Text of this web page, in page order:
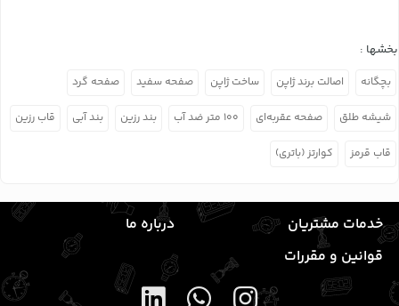
بخشها :
بچگانه اصالت برند ژاپن ساخت ژاپن صفحه سفید صفحه گرد
شیشه طلق صفحه عقربه‌ای ۱۰۰ متر ضد آب بند رزین بند آبی قاب رزین
قاب قرمز کوارتز (باتری)
خدمات مشتریان
درباره ما
قوانین و مقررات